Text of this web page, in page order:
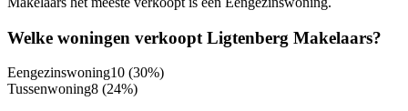
Welke woningen verkoopt Ligtenberg Makelaars?
Eengezinswoning10 (30%)
Tussenwoning8 (24%)